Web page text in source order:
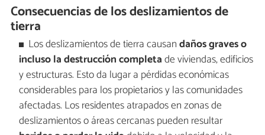
Consecuencias de los deslizamientos de
tierra
Los deslizamientos de tierra causandaños graves o
incluso la destrucción completade viviendas, edificios
y estructuras. Esto da lugar a pérdidas económicas
considerables para los propietarios y las comunidades
afectadas. Los residentes atrapados en zonas de
deslizamientos o áreas cercanas pueden resultar